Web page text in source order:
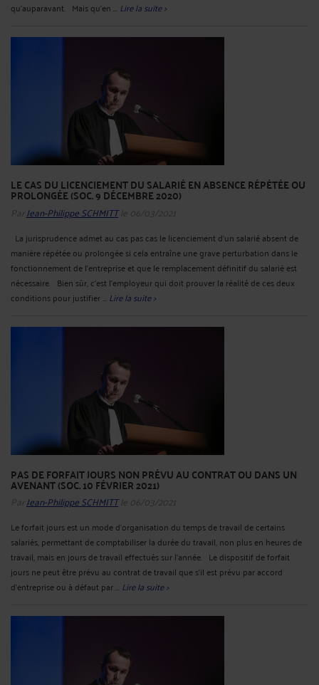
qu’auparavant. Mais qu’en ... Lire la suite >
LE CAS DU LICENCIEMENT DU SALARIÉ EN ABSENCE RÉPÉTÉE OU
PROLONGÉE (SOC. 9 DÉCEMBRE 2020)
Par Jean-Philippe SCHMITTle 06/03/2021
La jurisprudence admet au cas pas cas le licenciement d’un salarié absent de
manière répétée ou prolongée si cela entraîne une grave perturbation dans le
fonctionnement de l’entreprise et que le remplacement définitif du salarié est
nécessaire. Bien sûr, c’est l’employeur qui doit prouver la réalité de ces deux
conditions pour justifier ... Lire la suite >
PAS DE FORFAIT JOURS NON PRÉVU AU CONTRAT OU DANS UN
AVENANT (SOC. 10 FÉVRIER 2021)
Par Jean-Philippe SCHMITTle 06/03/2021
Le forfait jours est un mode d’organisation du temps de travail de certains
salariés, permettant de comptabiliser la durée du travail, non plus en heures de
travail, mais en jours de travail effectués sur l’année. Le dispositif de forfait
jours ne peut être prévu au contrat de travail que s’il est prévu par accord
d’entreprise ou à défaut par ... Lire la suite >